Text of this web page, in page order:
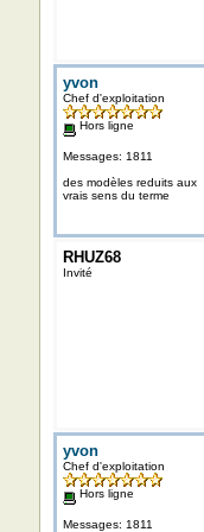
yvon
Chef d'exploitation
Hors ligne
Messages: 1811
des modèles reduits aux
vrais sens du terme
RHUZ68
Invité
yvon
Chef d'exploitation
Hors ligne
Messages: 1811